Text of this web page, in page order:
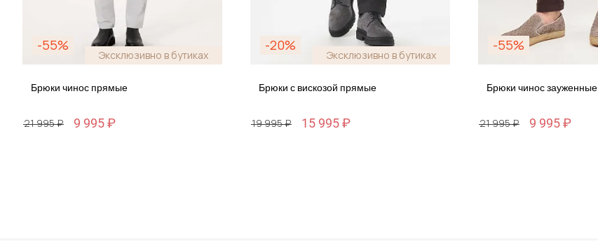
-55%
Эксклюзивно в бутиках
Брюки чинос прямые
21 995 ₽ 9 995 ₽
-20%
Эксклюзивно в бутиках
Брюки с вискозой прямые
19 995 ₽ 15 995 ₽
-55%
Брюки чинос зауженные
21 995 ₽ 9 995 ₽